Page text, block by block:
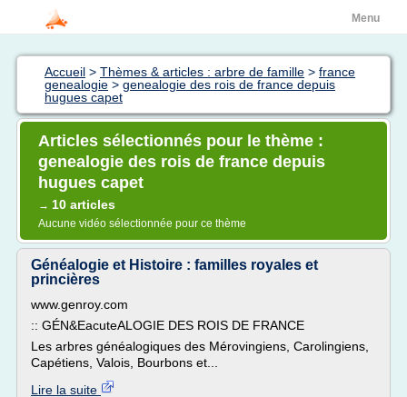
Menu
Accueil > Thèmes & articles : arbre de famille > france
genealogie > genealogie des rois de france depuis
hugues capet
Articles sélectionnés pour le thème :
genealogie des rois de france depuis
hugues capet
→ 10 articles
Aucune vidéo sélectionnée pour ce thème
Généalogie et Histoire : familles royales et
princières
www.genroy.com
:: GÉN&EacuteALOGIE DES ROIS DE FRANCE
Les arbres généalogiques des Mérovingiens, Carolingiens,
Capétiens, Valois, Bourbons et...
Lire la suite